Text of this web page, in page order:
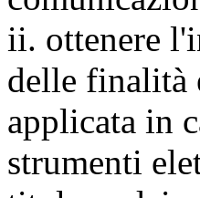
ii. ottenere
delle finalità
applicata in
strumenti